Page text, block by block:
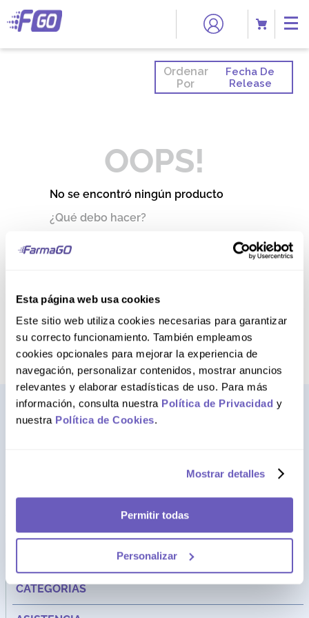
Esta página web usa cookies
Este sitio web utiliza cookies necesarias para garantizar
su correcto funcionamiento. También empleamos
cookies opcionales para mejorar la experiencia de
navegación, personalizar contenidos, mostrar anuncios
relevantes y elaborar estadísticas de uso. Para más
información, consulta nuestra Política de Privacidad y
nuestra Política de Cookies.
Mostrar detalles
Permitir todas
Personalizar
Ordenar
Por
Fecha De
Release
OOPS!
No se encontró ningún producto
¿Qué debo hacer?
búsqueda
Intenta buscar sinónimos del
término deseado
Dirección:Av. Santa Cecilia Nro. 265 Ate - Lima, Perú
CATEGORÍAS